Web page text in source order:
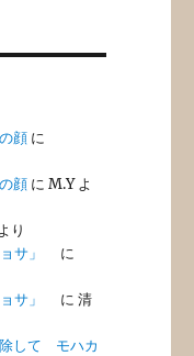
顔 に
顔 にM.Yよ
り
サ」
に
サ」
に清
して モハカ